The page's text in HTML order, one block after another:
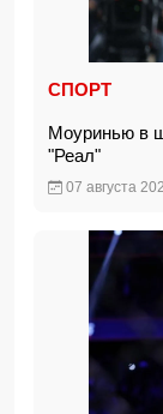
СПОРТ
Моуринью в
"Реал"
07 августа